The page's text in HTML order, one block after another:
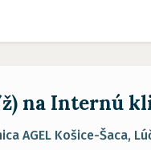
na Internú
AGEL Košice-Šaca,